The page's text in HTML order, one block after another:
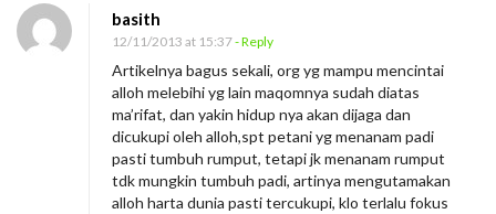
h
k
a
n
basith
12/11/2013 at 15:37- Reply
Artikelnya bagus sekali, org yg mampu mencintai
alloh melebihi yg lain maqomnya sudah diatas
ma’rifat, dan yakin hidup nya akan dijaga dan
dicukupi oleh alloh,spt petani yg menanam padi
pasti tumbuh rumput, tetapi jk menanam rumput
tdk mungkin tumbuh padi, artinya mengutamakan
alloh harta dunia pasti tercukupi, klo terlalu fokus